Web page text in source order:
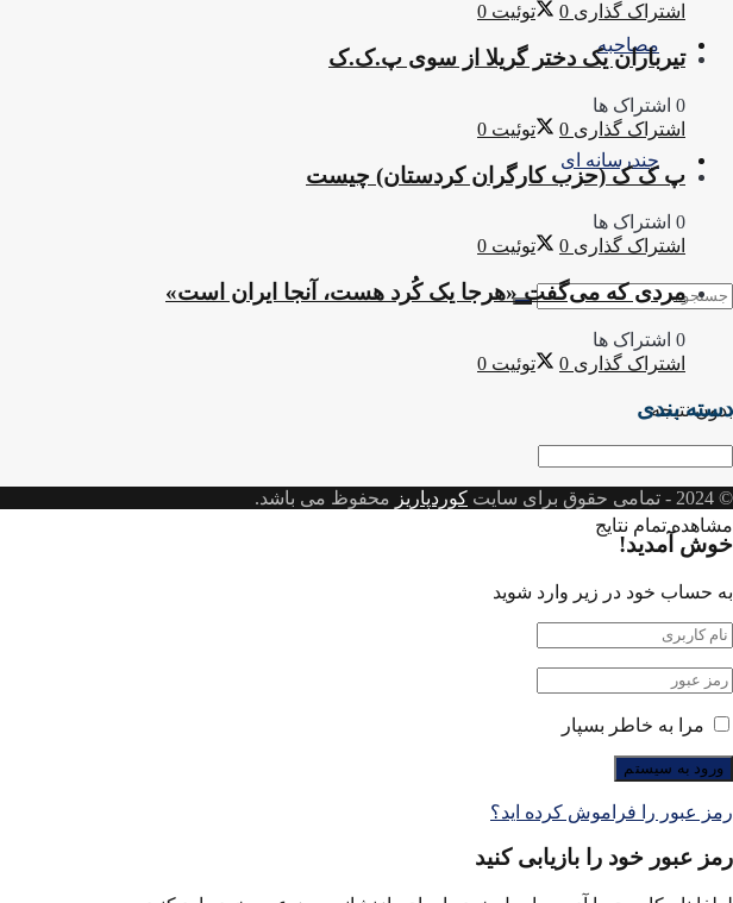
مصاحبه
چندرسانه ای
بدون نتیجه
مشاهده تمام نتایج
اشتراک گذاری 0 توئیت 0
تیرباران یک دختر گریلا از سوی پ.ک.ک
0 اشتراک ها
اشتراک گذاری 0 توئیت 0
پ ک ک (حزب کارگران کردستان) چیست
0 اشتراک ها
اشتراک گذاری 0 توئیت 0
مردی که می‌گفت «هرجا یک کُرد هست، آنجا ایران است»
0 اشتراک ها
اشتراک گذاری 0 توئیت 0
دسته بندی
© 2024
- تمامی حقوق برای سایت کوردپاریز محفوظ می باشد.
خوش آمدید!
به حساب خود در زیر وارد شوید
مرا به خاطر بسپار
رمز عبور را فراموش کرده اید؟
رمز عبور خود را بازیابی کنید